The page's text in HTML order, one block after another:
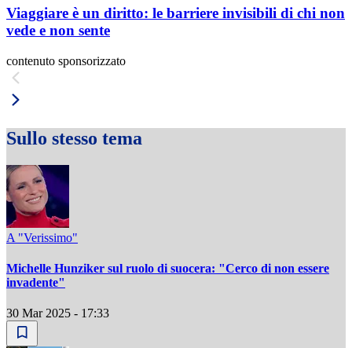
Viaggiare è un diritto: le barriere invisibili di chi non
vede e non sente
contenuto sponsorizzato
Sullo stesso tema
A "Verissimo"
Michelle Hunziker sul ruolo di suocera: "Cerco di non essere
invadente"
30 Mar 2025 - 17:33